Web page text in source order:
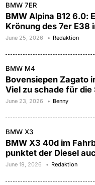
BMW 7ER
BMW Alpina B12 6.0:
Krönung des 7er E38
June 25, 2026 Redaktion
BMW M4
Bovensiepen Zagato
Viel zu schade für
June 23, 2026 Benny
BMW X3
BMW X3 40d im
punktet der Diesel
June 19, 2026 Redaktion